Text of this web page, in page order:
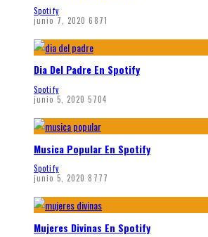
Spotify
junio 7, 2020 6871
Dia Del Padre En Spotify
Spotify
junio 5, 2020 5704
Musica Popular En Spotify
Spotify
junio 5, 2020 8777
Mujeres Divinas En Spotify